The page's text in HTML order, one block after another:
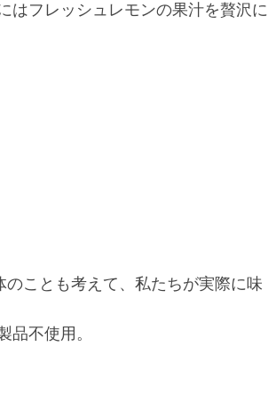
はフレッシュレモンの果汁を贅沢に
ことも考えて、私たちが実際に味
不使用。